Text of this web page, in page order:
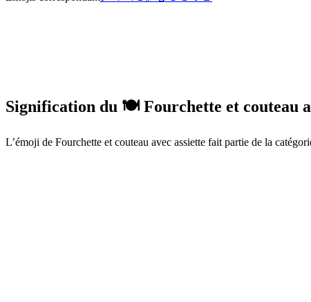
Signification du 🍽️ Fourchette et couteau
L’émoji de Fourchette et couteau avec assiette fait partie de la